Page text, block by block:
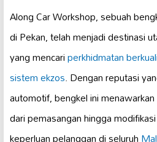
Along Car Workshop, sebuah
di Pekan, telah menjadi destinasi
yang mencariperkhidmatan
sistem ekzos. Dengan reputasi
automotif, bengkel ini
dari pemasangan hingga modifikasi